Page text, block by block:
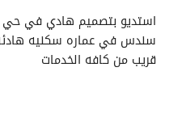
قريب من كافه الخدمات